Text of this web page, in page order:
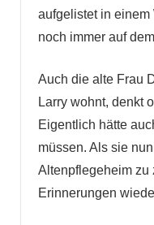
aufgelistet in
noch immer auf
Auch die alte Frau
Larry wohnt, denkt
Eigentlich hätte
müssen. Als sie
Altenpflegeheim zu
Erinnerungen